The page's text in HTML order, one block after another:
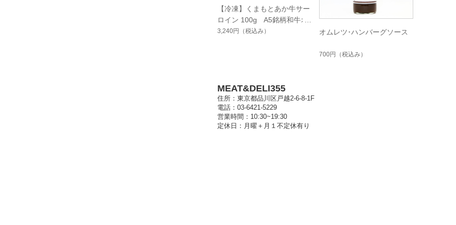
【冷凍】くまもとあか牛サー
ロイン 100g A5銘柄和牛オ
ーダーカット オレイン酸・
3,240円 （税込み） オムレツ･ハンバーグソース
700円 （税込み）
MEAT&DELI355
住所：東京都品川区戸越2-6-8-1F
電話：03-6421-5229
営業時間：10:30~19:30
定休日：月曜＋月１不定休有り